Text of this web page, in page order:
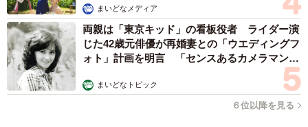
まいどなメディア
両親は「東京キッド」の看板役者 ライダー演
じた42歳元俳優が再婚妻との「ウエディングフ
ォト」計画を明言 「センスあるカメラマン求
まいどなトピック
６位以降を見る